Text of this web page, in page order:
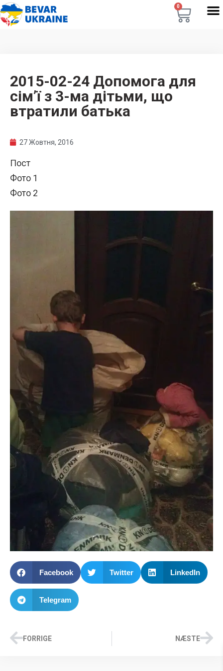
0
2015-02-24 Допомога для
сім’ї з 3-ма дітьми, що
втратили батька
27 Жовтня, 2016
Пост
Фото 1
Фото 2
Facebook Twitter LinkedIn
Telegram
FORRIGE NÆSTE